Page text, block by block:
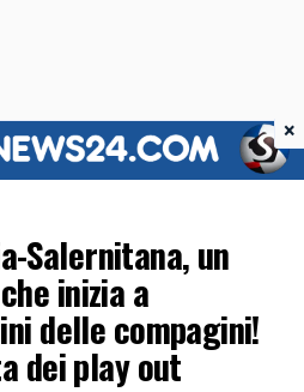
Salernitana, un
inizia a
delle compagini!
dei play out
×